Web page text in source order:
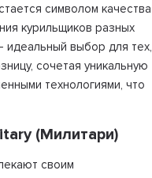
символом качества
курильщиков разных
идеальный выбор для тех,
сочетая уникальную
технологиями, что
(Милитари)
своим